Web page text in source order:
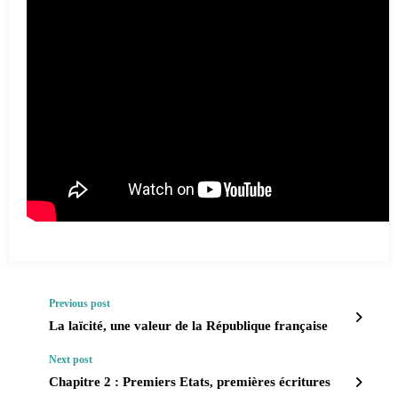
Previous post
La laïcité, une valeur de la République française
Next post
Chapitre 2 : Premiers Etats, premières écritures